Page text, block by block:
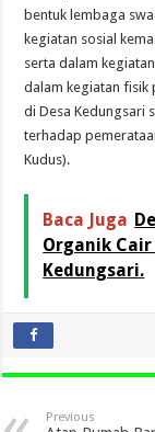
bentuk lembaga
kegiatan sosial
serta dalam
dalam kegiatan fisik
di Desa Kedungsari
terhadap
Kudus).
Baca Juga
Organik Cair
Kedungsari.
Previous